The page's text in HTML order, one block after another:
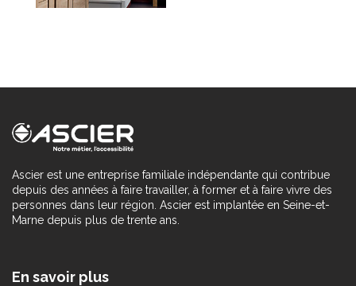
Ascier est une entreprise familiale indépendante qui contribue
depuis des années à faire travailler, à former et à faire vivre des
personnes dans leur région. Ascier est implantée en Seine-et-
Marne depuis plus de trente ans.
En savoir plus